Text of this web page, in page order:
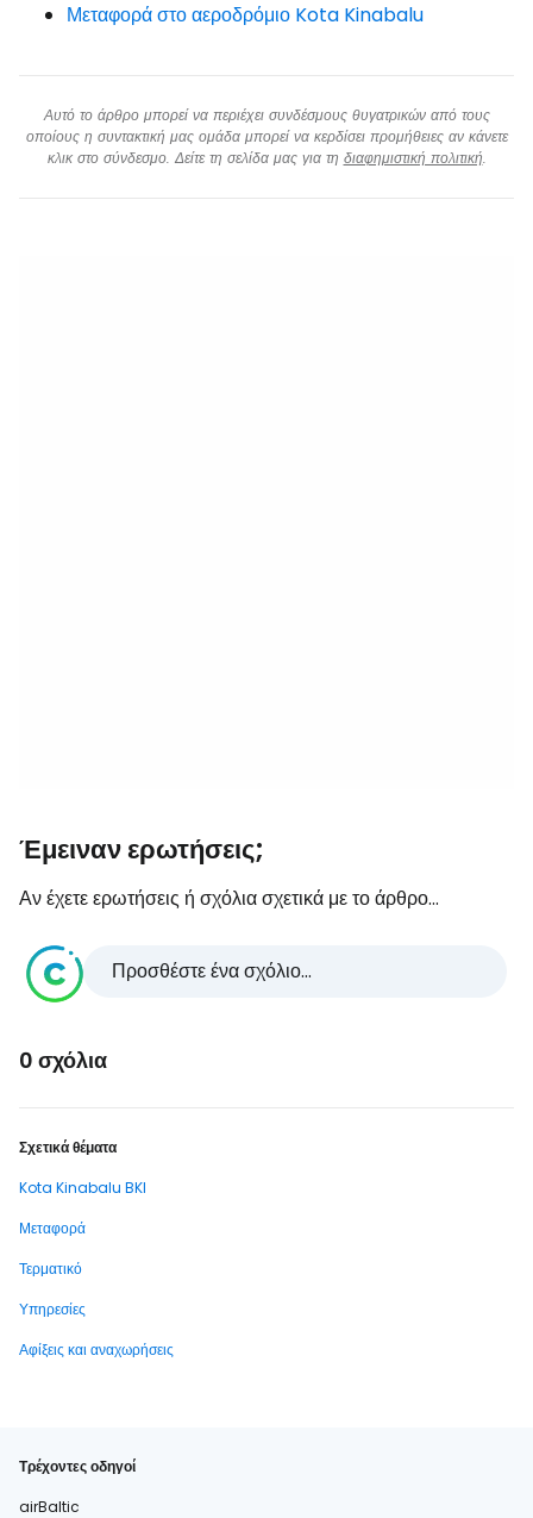
Μεταφορά στο αεροδρόμιο Kota Kinabalu
Αυτό το άρθρο μπορεί να περιέχει συνδέσμους θυγατρικών από τους
οποίους η συντακτική μας ομάδα μπορεί να κερδίσει προμήθειες αν κάνετε
κλικ στο σύνδεσμο. Δείτε τη σελίδα μας για τη διαφημιστική πολιτική.
Έμειναν ερωτήσεις;
Αν έχετε ερωτήσεις ή σχόλια σχετικά με το άρθρο...
Προσθέστε ένα σχόλιο...
0 σχόλια
Σχετικά θέματα
Kota Kinabalu BKI
Μεταφορά
Τερματικό
Υπηρεσίες
Αφίξεις και αναχωρήσεις
Τρέχοντες οδηγοί
airBaltic